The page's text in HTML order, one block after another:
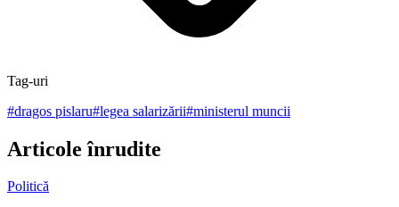
Tag-uri
#dragos pislaru#legea salarizării#ministerul muncii
Articole înrudite
Politică